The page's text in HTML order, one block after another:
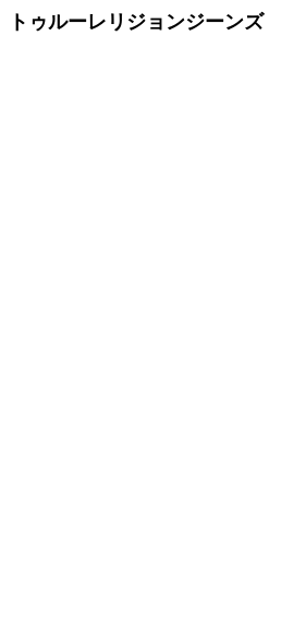
トゥルーレリジョンジーンズ